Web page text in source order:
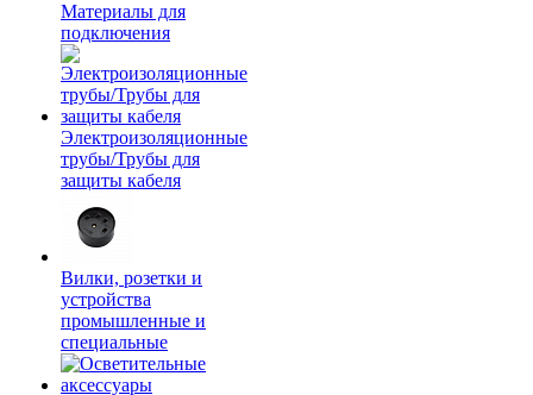
Материалы для
подключения
Электроизоляционные
трубы/Трубы для
защиты кабеля
Вилки, розетки и
устройства
промышленные и
специальные